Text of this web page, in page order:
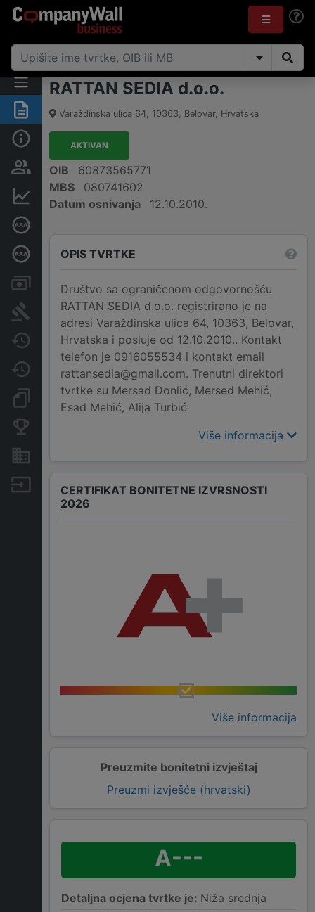
Sažetak
Osobe i vlasništvo
Dubinska bonitetna ocjena
Računi i blokade
Sudske objave
Javne nabavke
Promjene
Dokumenti i objave
Izvoz
RATTAN SEDIA d.o.o.
Varaždinska ulica 64, 10363, Belovar, Hrvatska
AKTIVAN
OIB
60873565771
MBS
080741602
Datum osnivanja
12.10.2010.
OPIS TVRTKE
Društvo sa ograničenom odgovornošću
RATTAN SEDIA d.o.o. registrirano je na
adresi Varaždinska ulica 64, 10363, Belovar,
Hrvatska i posluje od 12.10.2010.. Kontakt
telefon je 0916055534 i kontakt email
rattansedia@gmail.com. Trenutni direktori
tvrtke su Mersad Đonlić, Mersed Mehić,
Esad Mehić, Alija Turbić
Više informacija
CERTIFIKAT BONITETNE IZVRSNOSTI
2026
Više informacija
Preuzmite bonitetni izvještaj
Preuzmi izvješće (hrvatski)
A---
Detaljna ocjena tvrtke je: Niža srednja